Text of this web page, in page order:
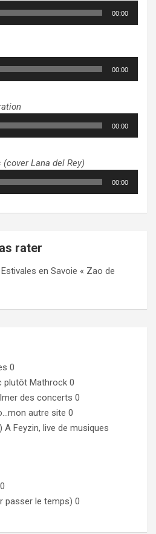
00:00
00:00
00:00
(cover Lana del Rey)
00:00
rater
en Savoie « Zao de
0
plutôt Mathrock 0
des concerts 0
autre site 0
A Feyzin, live de musiques
0
passer le temps) 0